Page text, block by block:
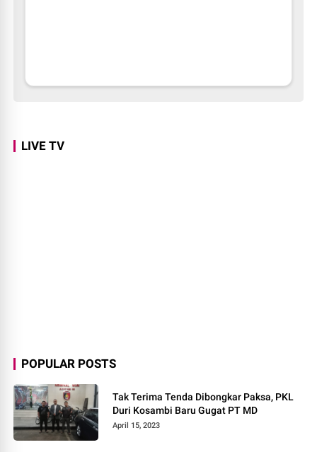
LIVE TV
POPULAR POSTS
Tak Terima Tenda Dibongkar Paksa, PKL
Duri Kosambi Baru Gugat PT MD
April 15, 2023